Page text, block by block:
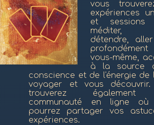
vous
expériences
et sessions
méditer,
détendre,
vous-même,
à la source
conscience et de l'énergie de
voyager et vous découvrir.
trouverez également
communauté en ligne où
pourrez partager vos
expériences.